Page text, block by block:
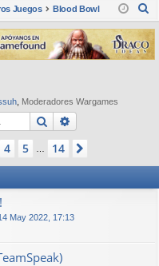
nti
fic
ar
ist
ra
rs
Juegos Blood Bowl
s
c
Moderadores Wargames
Buscar
14
4 5 14
May 2022, 17:13